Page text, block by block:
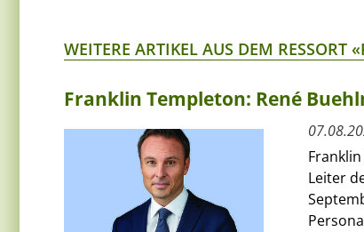
WEITERE ARTIKEL AUS DEM RESSORT
Franklin Templeton: René
Leiter